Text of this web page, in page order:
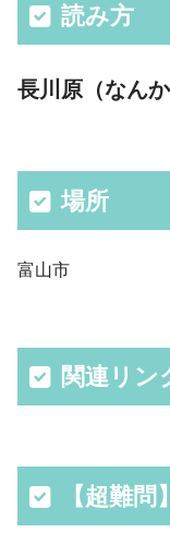
読み方
長川原（なんか
場所
富山市
関連リン
【超難